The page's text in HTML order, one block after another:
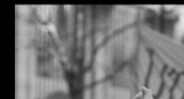
la
publication :